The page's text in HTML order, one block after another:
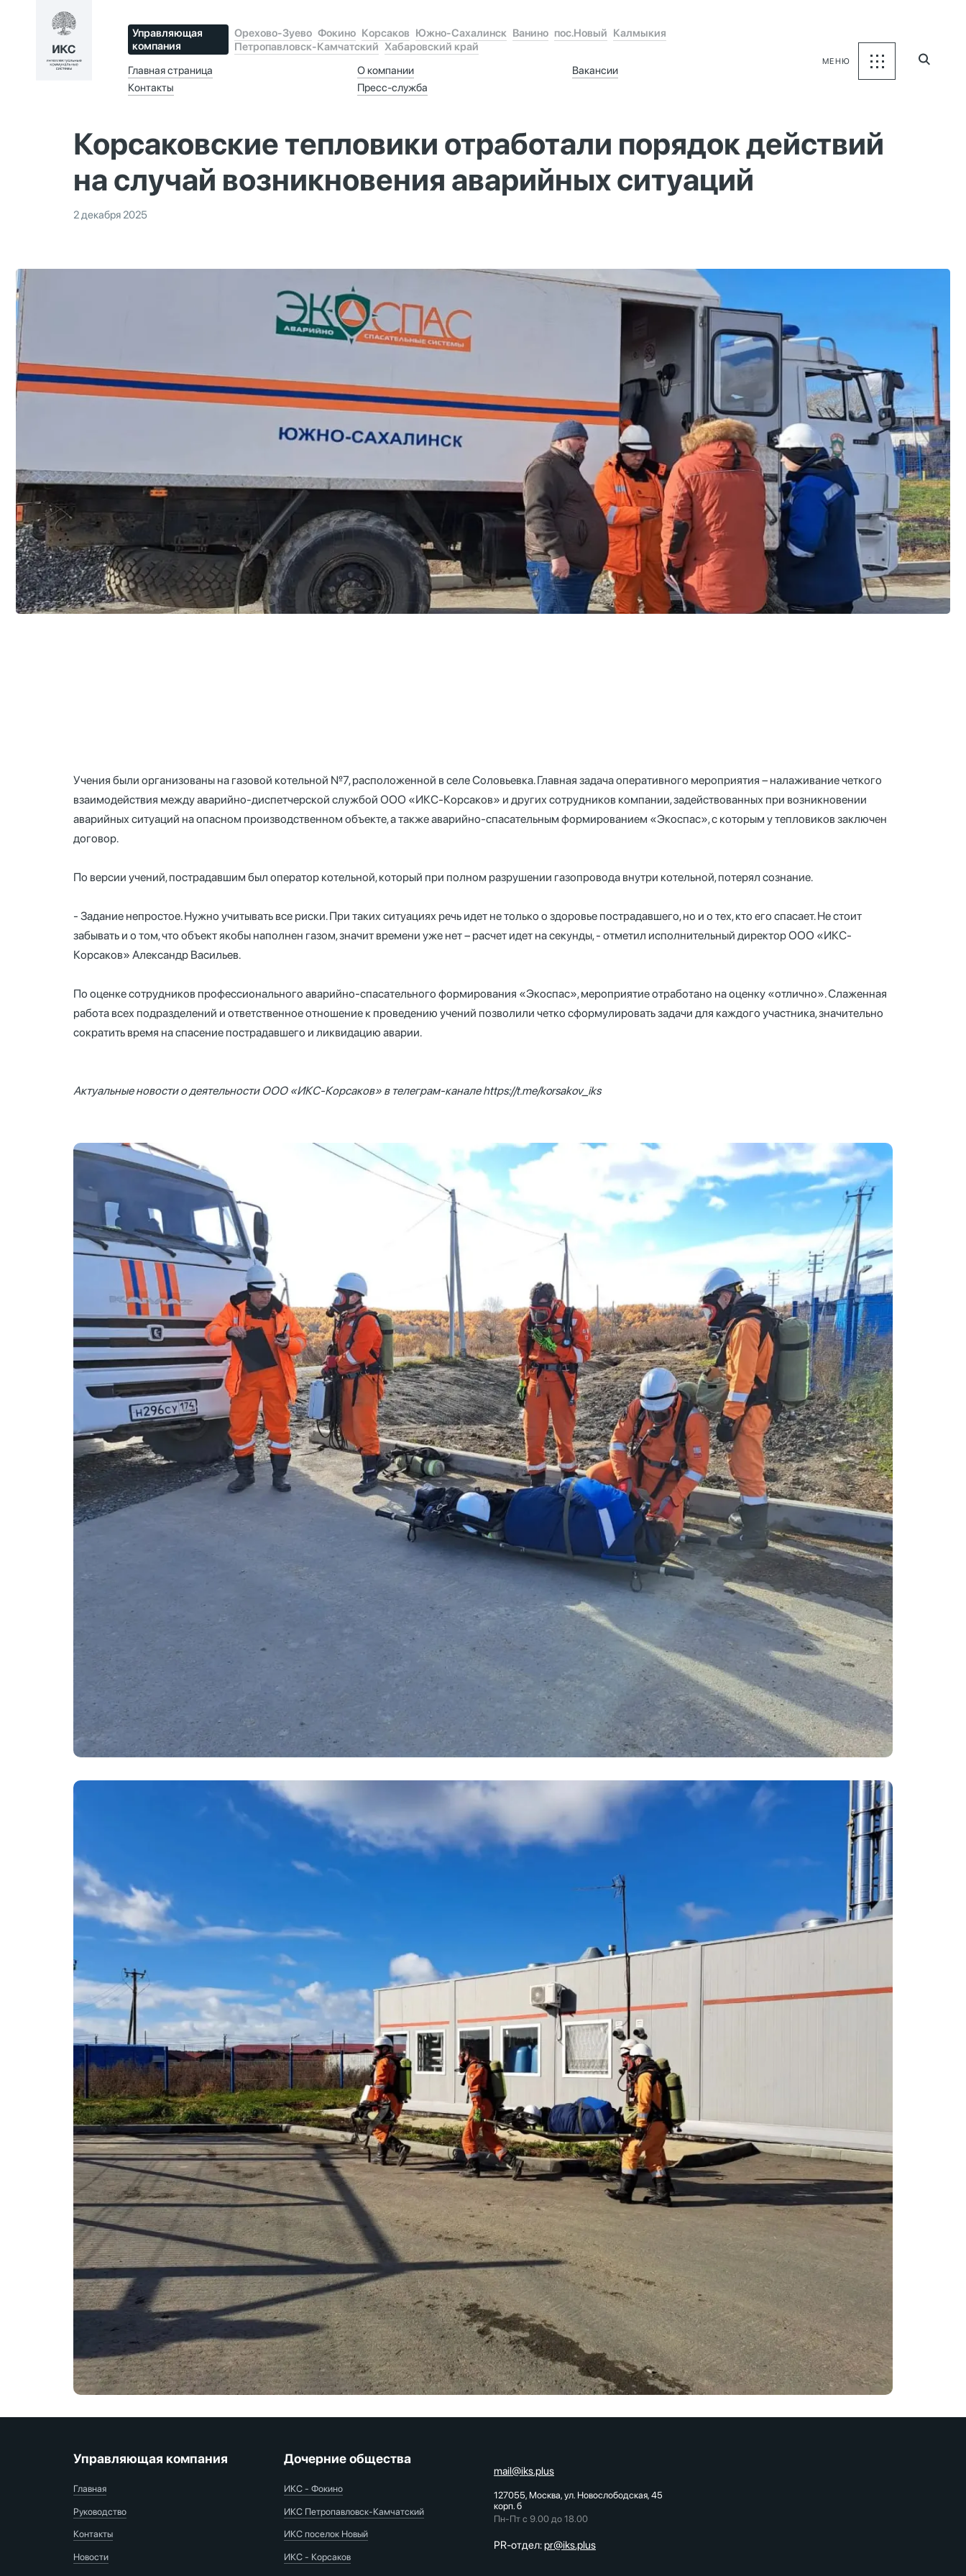
Управляющая
компания
Орехово-Зуево Фокино Корсаков Южно-Сахалинск Ванино пос.Новый Калмыкия
Петропавловск-Камчатский Хабаровский край
Главная страница
Контакты
О компании
Пресс-служба
Вакансии
МЕНЮ
Корсаковские тепловики отработали порядок действий
на случай возникновения аварийных ситуаций
2 декабря 2025
Учения были организованы на газовой котельной №7, расположенной в селе Соловьевка. Главная задача оперативного мероприятия – налаживание четкого
взаимодействия между аварийно-диспетчерской службой ООО «ИКС-Корсаков» и других сотрудников компании, задействованных при возникновении
аварийных ситуаций на опасном производственном объекте, а также аварийно-спасательным формированием «Экоспас», с которым у тепловиков заключен
договор.
По версии учений, пострадавшим был оператор котельной, который при полном разрушении газопровода внутри котельной, потерял сознание.
- Задание непростое. Нужно учитывать все риски. При таких ситуациях речь идет не только о здоровье пострадавшего, но и о тех, кто его спасает. Не стоит
забывать и о том, что объект якобы наполнен газом, значит времени уже нет – расчет идет на секунды, - отметил исполнительный директор ООО «ИКС-
Корсаков» Александр Васильев.
По оценке сотрудников профессионального аварийно-спасательного формирования «Экоспас», мероприятие отработано на оценку «отлично». Слаженная
работа всех подразделений и ответственное отношение к проведению учений позволили четко сформулировать задачи для каждого участника, значительно
сократить время на спасение пострадавшего и ликвидацию аварии.
Актуальные новости о деятельности ООО «ИКС-Корсаков» в телеграм-каналеhttps://t.me/korsakov_iks
Управляющая компания
Главная
Руководство
Контакты
Новости
Дочерние общества
ИКС - Фокино
ИКС Петропавловск-Камчатский
ИКС поселок Новый
ИКС - Корсаков
mail@iks.plus
127055, Москва, ул. Новослободская, 45
корп. б
Пн-Пт с 9.00 до 18.00
PR-отдел:pr@iks.plus